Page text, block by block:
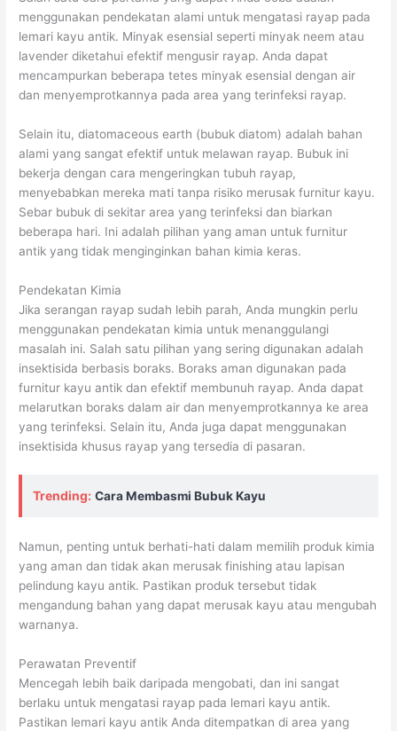
menggunakan pendekatan alami untuk mengatasi rayap pada
lemari kayu antik. Minyak esensial seperti minyak neem atau
lavender diketahui efektif mengusir rayap. Anda dapat
mencampurkan beberapa tetes minyak esensial dengan air
dan menyemprotkannya pada area yang terinfeksi rayap.
Selain itu, diatomaceous earth (bubuk diatom) adalah bahan
alami yang sangat efektif untuk melawan rayap. Bubuk ini
bekerja dengan cara mengeringkan tubuh rayap,
menyebabkan mereka mati tanpa risiko merusak furnitur kayu.
Sebar bubuk di sekitar area yang terinfeksi dan biarkan
beberapa hari. Ini adalah pilihan yang aman untuk furnitur
antik yang tidak menginginkan bahan kimia keras.
Pendekatan Kimia
Jika serangan rayap sudah lebih parah, Anda mungkin perlu
menggunakan pendekatan kimia untuk menanggulangi
masalah ini. Salah satu pilihan yang sering digunakan adalah
insektisida berbasis boraks. Boraks aman digunakan pada
furnitur kayu antik dan efektif membunuh rayap. Anda dapat
melarutkan boraks dalam air dan menyemprotkannya ke area
yang terinfeksi. Selain itu, Anda juga dapat menggunakan
insektisida khusus rayap yang tersedia di pasaran.
Trending: Cara Membasmi Bubuk Kayu
Namun, penting untuk berhati-hati dalam memilih produk kimia
yang aman dan tidak akan merusak finishing atau lapisan
pelindung kayu antik. Pastikan produk tersebut tidak
mengandung bahan yang dapat merusak kayu atau mengubah
warnanya.
Perawatan Preventif
Mencegah lebih baik daripada mengobati, dan ini sangat
berlaku untuk mengatasi rayap pada lemari kayu antik.
Pastikan lemari kayu antik Anda ditempatkan di area yang